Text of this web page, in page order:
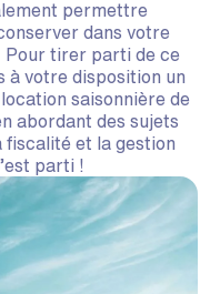
permettre
dans votre
Pour tirer parti de ce
à votre disposition un
saisonnière de
abordant des sujets
et la gestion
parti !